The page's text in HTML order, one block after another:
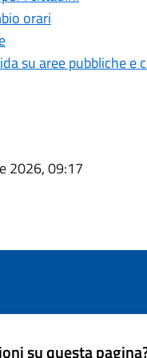
orari
su aree pubbliche e
2026, 09:17
su questa